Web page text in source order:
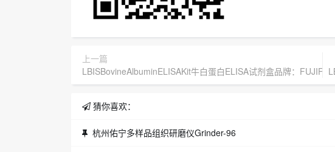
上一篇
LBISBovineAlbuminELISAKit牛白蛋白ELISA试剂盒品牌：
猜你喜欢：
杭州佑宁多样品组织研磨仪Grinder-96